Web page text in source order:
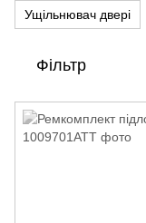
Ущільнювач двері
Фільтр